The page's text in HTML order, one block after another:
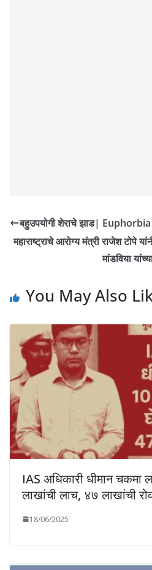
बहुउपयोगी शेराचे झाड|
महाराष्ट्राचे आरोग्य मंत्री राजेश टोपे
मांडविया
You May Also
IAS अधिकारी धीमान चकमा
लाखांची लाच, ४७ लाखांची
18/06/2025